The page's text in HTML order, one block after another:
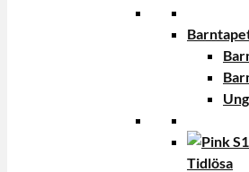
Tidlösa